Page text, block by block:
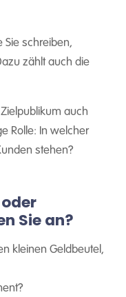
Sie schreiben,
zählt auch die
auch
Rolle: In welcher
stehen?
Sie an?
kleinen Geldbeutel,